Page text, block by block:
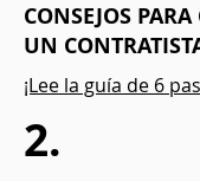
CONSEJOS
UN
¡Lee la guía de 6
2.